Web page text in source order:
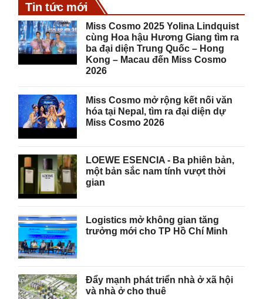
Tin tức mới
Miss Cosmo 2025 Yolina Lindquist
cùng Hoa hậu Hương Giang tìm ra
ba đại diện Trung Quốc – Hong
Kong – Macau đến Miss Cosmo
2026
Miss Cosmo mở rộng kết nối văn
hóa tại Nepal, tìm ra đại diện dự
Miss Cosmo 2026
LOEWE ESENCIA - Ba phiên bản,
một bản sắc nam tính vượt thời
gian
Logistics mở không gian tăng
trưởng mới cho TP Hồ Chí Minh
Đẩy mạnh phát triển nhà ở xã hội
và nhà ở cho thuê